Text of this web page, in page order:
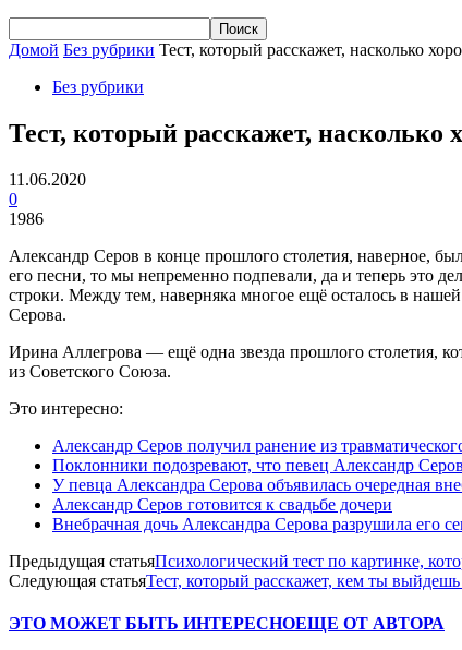
Домой Без рубрики Тест, который расскажет, насколько
Без рубрики
Тест, который расскажет, насколько
11.06.2020
0
1986
Александр Серов в конце прошлого столетия, наверное,
его песни, то мы непременно подпевали, да и теперь это
строки. Между тем, наверняка многое ещё осталось в
Серова.
Ирина Аллегрова — ещё одна звезда прошлого столетия,
из Советского Союза.
Это интересно:
Александр Серов получил ранение из
Поклонники подозревают, что певец Александр
У певца Александра Серова объявилась очередная
Александр Серов готовится к свадьбе дочери
Внебрачная дочь Александра Серова разрушила его
Предыдущая статьяПсихологический тест по картинке,
Следующая статьяТест, который расскажет, кем ты выйдешь
ЭТО МОЖЕТ БЫТЬ ИНТЕРЕСНОЕЩЕ ОТ АВТОРА